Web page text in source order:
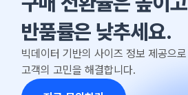
반품률은 낮추세요.
빅데이터 기반의 사이즈 정보 제공으로
고객의 고민을 해결합니다.